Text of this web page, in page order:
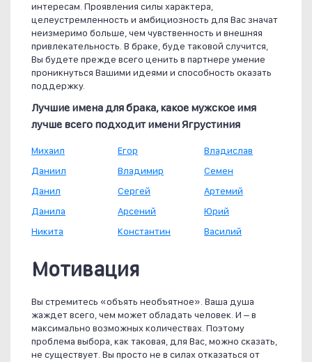
интересам. Проявления силы характера,
целеустремленность и амбициозность для Вас значат
неизмеримо больше, чем чувственность и внешняя
привлекательность. В браке, буде таковой случится,
Вы будете прежде всего ценить в партнере умение
проникнуться Вашими идеями и способность оказать
поддержку.
Лучшие имена для брака, какое мужское имя
лучше всего подходит имени Ягрустиния
Михаил
Даниил
Данил
Данила
Никита
Егор
Владимир
Сергей
Арсений
Константин
Владислав
Семен
Артемий
Юрий
Василий
Мотивация
Вы стремитесь «объять необъятное». Ваша душа
жаждет всего, чем может обладать человек. И – в
максимально возможных количествах. Поэтому
проблема выбора, как таковая, для Вас, можно сказать,
не существует. Вы просто не в силах отказаться от